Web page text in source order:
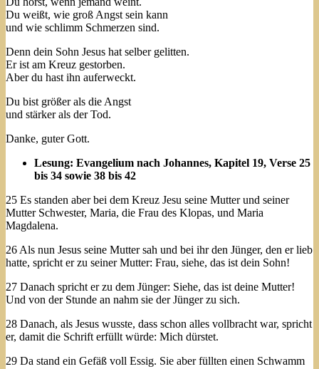
Du weißt, wie groß Angst sein kann
und wie schlimm Schmerzen sind.
Denn dein Sohn Jesus hat selber gelitten.
Er ist am Kreuz gestorben.
Aber du hast ihn auferweckt.
Du bist größer als die Angst
und stärker als der Tod.
Danke, guter Gott.
Lesung: Evangelium nach Johannes, Kapitel 19, Verse 25
bis 34 sowie 38 bis 42
25 Es standen aber bei dem Kreuz Jesu seine Mutter und seiner
Mutter Schwester, Maria, die Frau des Klopas, und Maria
Magdalena.
26 Als nun Jesus seine Mutter sah und bei ihr den Jünger, den er lieb
hatte, spricht er zu seiner Mutter: Frau, siehe, das ist dein Sohn!
27 Danach spricht er zu dem Jünger: Siehe, das ist deine Mutter!
Und von der Stunde an nahm sie der Jünger zu sich.
28 Danach, als Jesus wusste, dass schon alles vollbracht war, spricht
er, damit die Schrift erfüllt würde: Mich dürstet.
29 Da stand ein Gefäß voll Essig. Sie aber füllten einen Schwamm